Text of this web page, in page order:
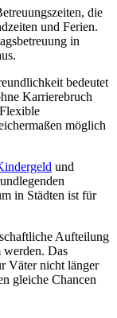
die
und Ferien.
in
bedeutet
Karrierebruch
möglich
und
in Städten ist für
Aufteilung
Das
Väter nicht länger
gleiche Chancen